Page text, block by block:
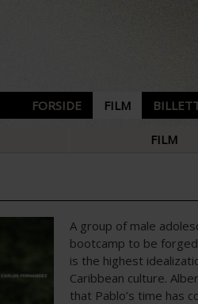
FORSIDE FILM
FILM
A group of male
bootcamp to be
is the highest
Caribbean culture.
that Pablo’s time has